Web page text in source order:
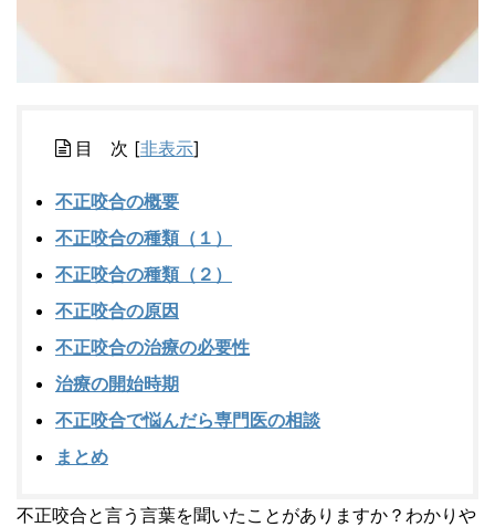
目 次 [非表示]
不正咬合の概要
不正咬合の種類（１）
不正咬合の種類（２）
不正咬合の原因
不正咬合の治療の必要性
治療の開始時期
不正咬合で悩んだら専門医の相談
まとめ
不正咬合と言う言葉を聞いたことがありますか？わかりや